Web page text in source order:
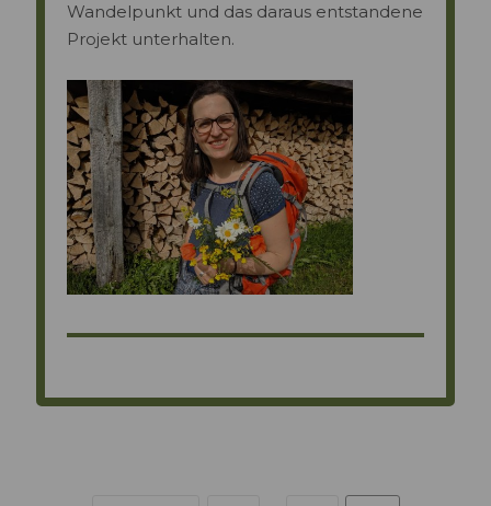
Wandelpunkt und das daraus entstandene
Projekt unterhalten.